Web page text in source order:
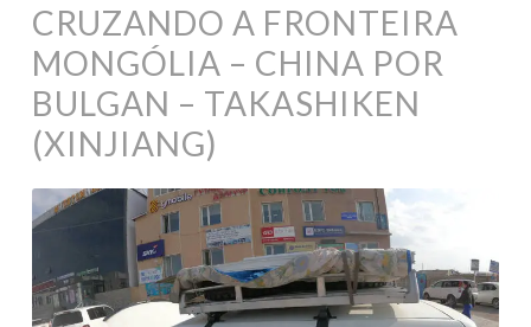
CRUZANDO A FRONTEIRA
MONGÓLIA – CHINA POR
BULGAN – TAKASHIKEN
(XINJIANG)